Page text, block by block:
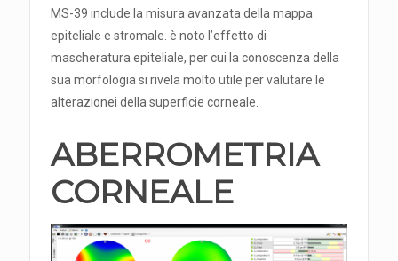
MS-39 include la misura avanzata della mappa
epiteliale e stromale. è noto l’effetto di
mascheratura epiteliale, per cui la conoscenza della
sua morfologia si rivela molto utile per valutare le
alterazionei della superficie corneale.
ABERROMETRIA
CORNEALE